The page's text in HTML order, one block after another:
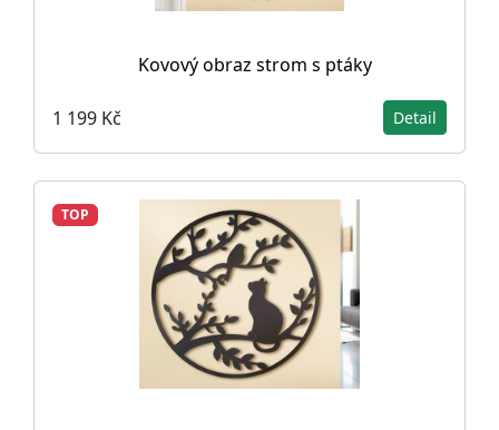
Kovový obraz strom s ptáky
1 199 Kč Detail
TOP